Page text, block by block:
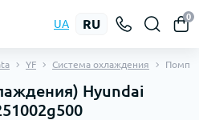
UA RU
0
YF Система охлаждения Помпа
Hyundai